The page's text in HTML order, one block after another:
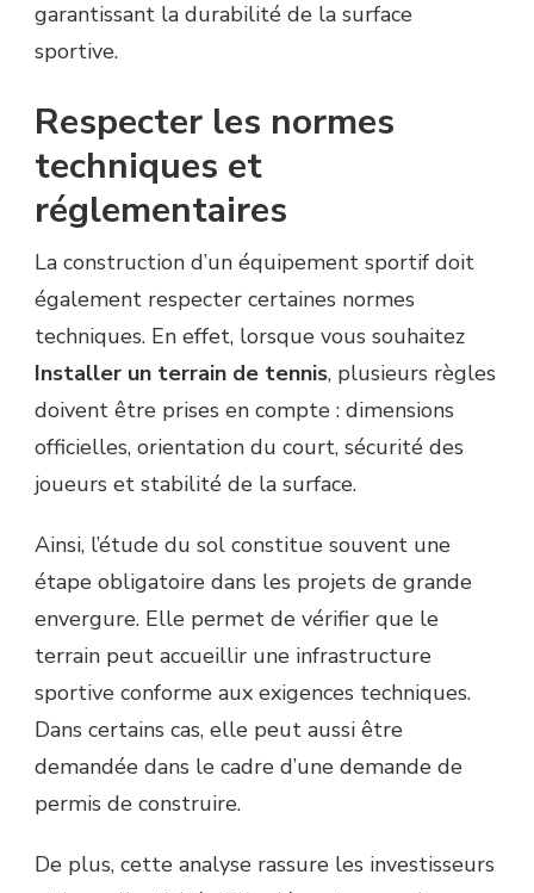
garantissant la durabilité de la surface
sportive.
Respecter les normes
techniques et
réglementaires
La construction d’un équipement sportif doit
également respecter certaines normes
techniques. En effet, lorsque vous souhaitez
Installer un terrain de tennis, plusieurs règles
doivent être prises en compte : dimensions
officielles, orientation du court, sécurité des
joueurs et stabilité de la surface.
Ainsi, l’étude du sol constitue souvent une
étape obligatoire dans les projets de grande
envergure. Elle permet de vérifier que le
terrain peut accueillir une infrastructure
sportive conforme aux exigences techniques.
Dans certains cas, elle peut aussi être
demandée dans le cadre d’une demande de
permis de construire.
De plus, cette analyse rassure les investisseurs